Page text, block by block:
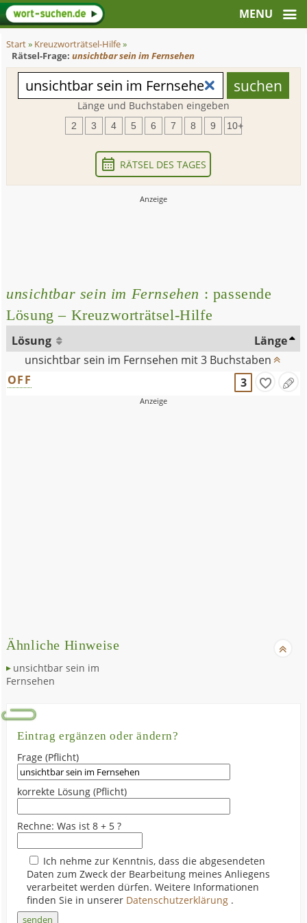
Start» Kreuzworträtsel-Hilfe»
Rätsel-Frage: unsichtbar sein im Fernsehen
Länge und Buchstaben eingeben
2 3 4 5 6 7 8 9 10+
RÄTSEL DES TAGES
unsichtbar sein im Fernsehen : passende
Lösung – Kreuzworträtsel-Hilfe
Lösung
Länge
unsichtbar sein im Fernsehen mit 3 Buchstaben
OFF
3
Ähnliche Hinweise
unsichtbar sein im
Fernsehen
Eintrag ergänzen oder ändern?
Frage (Pflicht)
korrekte Lösung (Pflicht)
Rechne: Was ist 8 + 5 ?
Ich nehme zur Kenntnis, dass die abgesendeten
Daten zum Zweck der Bearbeitung meines Anliegens
verarbeitet werden dürfen. Weitere Informationen
finden Sie in unserer Datenschutzerklärung .